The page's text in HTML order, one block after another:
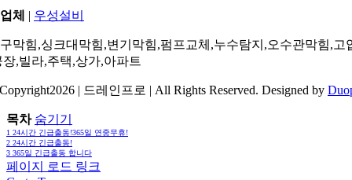
체 | 우성설비
막힘,싱크대막힘,변기막힘,펌프교체,누수탐지,오수관막힘,고
장,빌라,주택,상가,아파트
| 드레인프로 | All Rights Reserved. Designed by
목차 숨기기
1 24시간 긴급출동!365일 연중무휴!
2 24시간 긴급출동!
3 365일 긴급출동 합니다
페이지 로드 링크